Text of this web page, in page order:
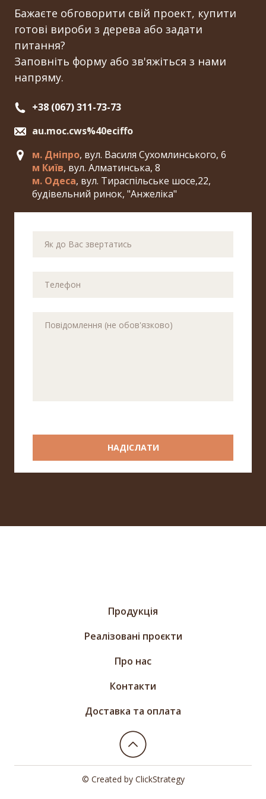
Бажаєте обговорити свій проект, купити
готові вироби з дерева або задати
питання?
Заповніть форму або зв'яжіться з нами
напряму.
+38 (067) 311-73-73
au.moc.cws%40eciffo
м. Дніпро, вул. Василя Сухомлинського, 6
м Київ, вул. Алматинська, 8
м. Одеса, вул. Тираспільське шосе,22,
будівельний ринок, "Анжеліка"
НАДІСЛАТИ
Продукція
Реалізовані проєкти
Про нас
Контакти
Доставка та оплата
© Created by ClickStrategy